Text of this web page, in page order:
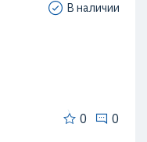
В наличии
0 0